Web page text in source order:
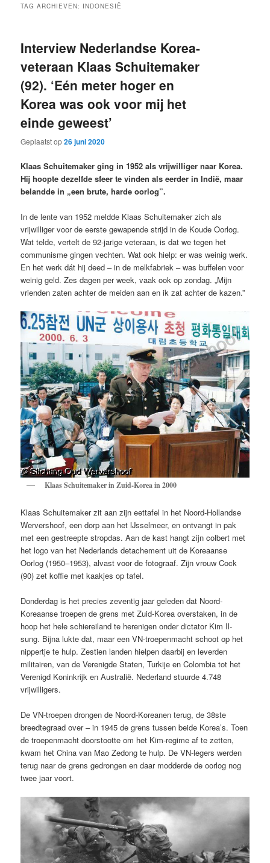
TAG ARCHIEVEN: INDONESIË
Interview Nederlandse Korea-
veteraan Klaas Schuitemaker
(92). ‘Eén meter hoger en
Korea was ook voor mij het
einde geweest’
Geplaatst op26 juni 2020
Klaas Schuitemaker ging in 1952 als vrijwilliger naar Korea.
Hij hoopte dezelfde sfeer te vinden als eerder in Indië, maar
belandde in „een brute, harde oorlog”.
In de lente van 1952 meldde Klaas Schuitemaker zich als
vrijwilliger voor de eerste gewapende strijd in de Koude Oorlog.
Wat telde, vertelt de 92-jarige veteraan, is dat we tegen het
communisme gingen vechten. Wat ook hielp: er was weinig werk.
En het werk dát hij deed – in de melkfabriek – was buffelen voor
weinig geld. Zes dagen per week, vaak ook op zondag. „Mijn
vrienden zaten achter de meiden aan en ik zat achter de kazen.”
Klaas Schuitemaker in Zuid-Korea in 2000
Klaas Schuitemaker zit aan zijn eettafel in het Noord-Hollandse
Wervershoof, een dorp aan het IJsselmeer, en ontvangt in pak
met een gestreepte stropdas. Aan de kast hangt zijn colbert met
het logo van het Nederlands detachement uit de Koreaanse
Oorlog (1950–1953), alvast voor de fotograaf. Zijn vrouw Cock
(90) zet koffie met kaakjes op tafel.
Donderdag is het precies zeventig jaar geleden dat Noord-
Koreaanse troepen de grens met Zuid-Korea overstaken, in de
hoop het hele schiereiland te herenigen onder dictator Kim Il-
sung. Bijna lukte dat, maar een VN-troepenmacht schoot op het
nippertje te hulp. Zestien landen hielpen daarbij en leverden
militairen, van de Verenigde Staten, Turkije en Colombia tot het
Verenigd Koninkrijk en Australië. Nederland stuurde 4.748
vrijwilligers.
De VN-troepen drongen de Noord-Koreanen terug, de 38ste
breedtegraad over – in 1945 de grens tussen beide Korea’s. Toen
de troepenmacht doorstootte om het Kim-regime af te zetten,
kwam het China van Mao Zedong te hulp. De VN-legers werden
terug naar de grens gedrongen en daar modderde de oorlog nog
twee jaar voort.